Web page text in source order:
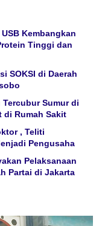
Kembangkan
Tinggi dan
SOKSI di Daerah
Sumur di
di Rumah Sakit
, Teliti
Pengusaha
Pelaksanaan
Partai di Jakarta